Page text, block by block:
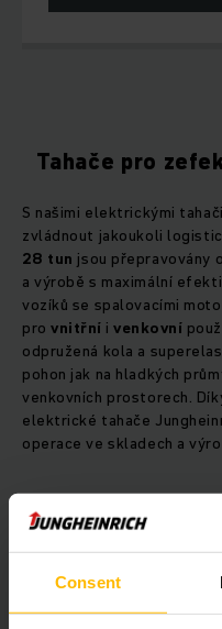
Consent
Tahače pro
S našimi elektrickými
zvládnout jakoukoli
28 tun jsou přepravovány
a výrobě s maximální
vozíků se spalovacími
provnitřní ivenkovní
odpružená kola a
pohon jak na hladkých
venkovních prostorech.
elektrické tahače
operace ve skladech a
Bezemisní
Tahače Jungheinrich
třífázového střídavého